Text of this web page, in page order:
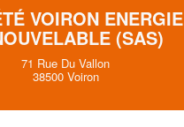
VOIRON ENERGIE
(SAS)
71 Rue Du Vallon
38500 Voiron